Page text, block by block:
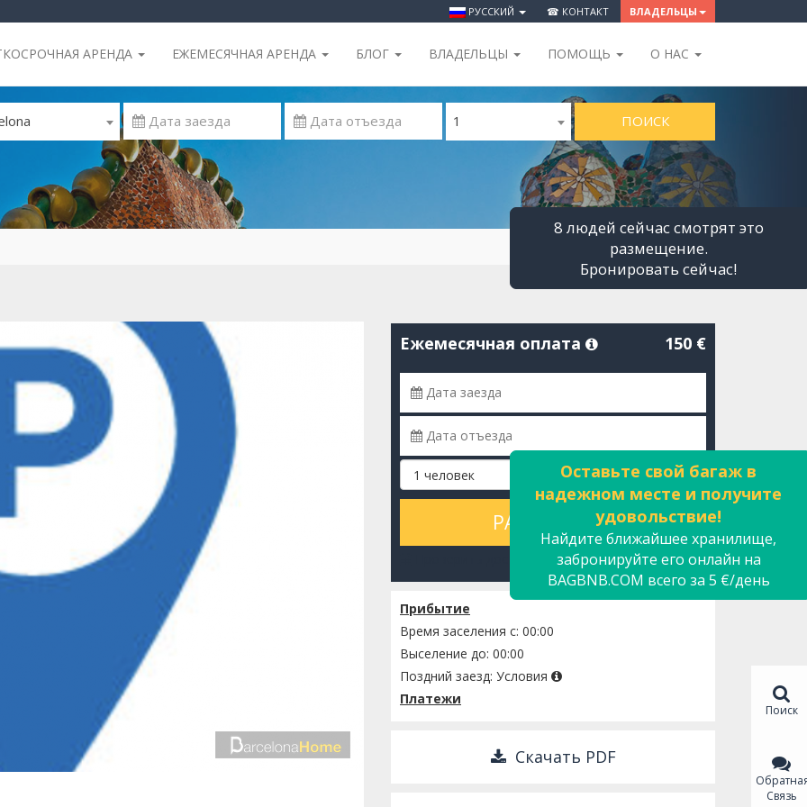
РУССКИЙ ☎ КОНТАКТ ВЛАДЕЛЬЦЫ
АРЕНДА ЕЖЕМЕСЯЧНАЯ АРЕНДА БЛОГ ВЛАДЕЛЬЦЫ ПОМОЩЬ O НАС
1 ПОИСК
Ежемесячная оплата 150 €
РАССЧИТАТЬ
Проверить доступность
Прибытие
Время заселения с: 00:00
Выселение до: 00:00
Поздний заезд: Условия
Платежи
Скачать PDF
8 людей сейчас смотрят это
размещение.
Бронировать сейчас!
Оставьте свой багаж в
надежном месте и получите
удовольствие!
Найдите ближайшее хранилище,
забронируйте его онлайн на
BAGBNB.COM всего за 5 €/день
Поиск
Связь